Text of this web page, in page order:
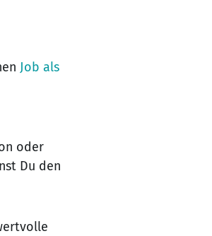
Job als
oder
Du den